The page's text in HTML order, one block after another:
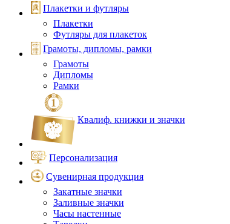
Плакетки и футляры
Плакетки
Футляры для плакеток
Грамоты, дипломы, рамки
Грамоты
Дипломы
Рамки
Квалиф. книжки и значки
Персонализация
Сувенирная продукция
Закатные значки
Заливные значки
Часы настенные